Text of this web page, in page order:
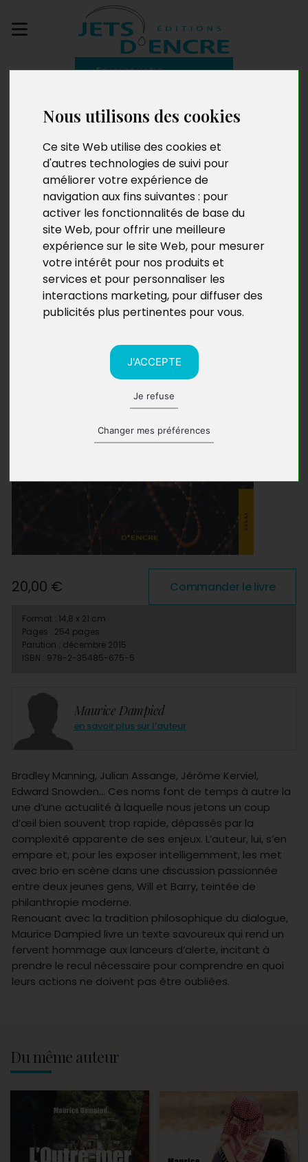
Nous utilisons des cookies
Ce site Web utilise des cookies et
d'autres technologies de suivi pour
améliorer votre expérience de
navigation aux fins suivantes : pour
activer les fonctionnalités de base du
site Web, pour offrir une meilleure
expérience sur le site Web, pour mesurer
votre intérêt pour nos produits et
services et pour personnaliser les
interactions marketing, pour diffuser des
publicités plus pertinentes pour vous.
J'ACCEPTE
Je refuse
Changer mes préférences
Envoyez votre
Coupables d'avoir
raison
Maurice Dampied
en savoir plus sur l'auteur
Bradley Manning, Julian Assange, Jérôme Kerviel,
Edward Snowden… Ces noms font de temps à autre la
une d’une actualité à laquelle nous jetons un coup
d’œil bien souvent trop rapide, dépassés par la
complexité apparente de ses enjeux. L’auteur, lui, s’en
empare et, pour les exposer intelligemment, les met
avec brio en scène dans une discussion passionnée
entre deux jeunes gens, Will et Barry, teintée de
philanthropie moderne.
Renouant avec la tradition philosophique du dialogue,
Maurice Dampied livre un texte savoureux qui rend un
fervent hommage aux lanceurs d’alerte, incitant à
prendre le recul nécessaire pour comprendre en quoi
leurs actions ne doivent pas être oubliées.
20,00 € Commander le livre
Format : 14,8 x 21 cm
Pages : 254 pages
Parution : décembre 2015
ISBN : 978-2-35485-675-5
Du même auteur